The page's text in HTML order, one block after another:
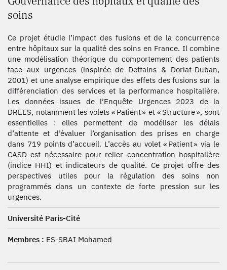
soins
Ce projet étudie l’impact des fusions et de la concurrence
entre hôpitaux sur la qualité des soins en France. Il combine
une modélisation théorique du comportement des patients
face aux urgences (inspirée de Deffains & Doriat-Duban,
2001) et une analyse empirique des effets des fusions sur la
différenciation des services et la performance hospitalière.
Les données issues de l’Enquête Urgences 2023 de la
DREES, notamment les volets « Patient » et « Structure », sont
essentielles : elles permettent de modéliser les délais
d’attente et d’évaluer l’organisation des prises en charge
dans 719 points d’accueil. L’accès au volet « Patient » via le
CASD est nécessaire pour relier concentration hospitalière
(indice HHI) et indicateurs de qualité. Ce projet offre des
perspectives utiles pour la régulation des soins non
programmés dans un contexte de forte pression sur les
urgences.
Université Paris-Cité
Membres : ES-SBAI Mohamed